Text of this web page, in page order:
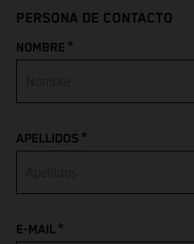
Bangladesh
Belarus
Belgium
Benin
PERSONA DE CONTACTO
NOMBRE *
APELLIDOS *
E-MAIL*